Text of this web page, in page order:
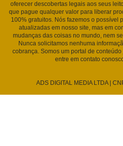
oferecer descobertas legais aos seus
que pague qualquer valor para liberar
100% gratuitos. Nós fazemos o possível
atualizadas em nosso site, mas em
mudanças das coisas no mundo, nem
Nunca solicitamos nenhuma
cobrança. Somos um portal de
entre em contato
ADS DIGITAL MEDIA LTDA |